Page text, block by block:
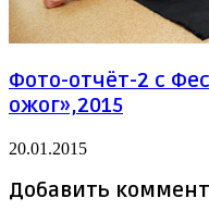
Фото-отчёт-2 с
ожог»,2015
20.01.2015
Добавить